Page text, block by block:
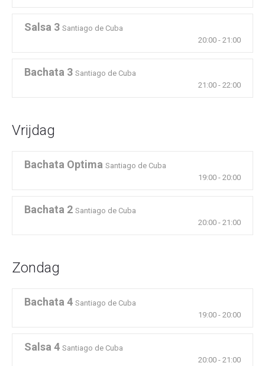
Salsa 3Santiago de Cuba
20:00- 21:00
Bachata 3Santiago de Cuba
21:00- 22:00
Vrijdag
Bachata OptimaSantiago de Cuba
19:00- 20:00
Bachata 2Santiago de Cuba
20:00- 21:00
Zondag
Bachata 4Santiago de Cuba
19:00- 20:00
Salsa 4Santiago de Cuba
20:00- 21:00